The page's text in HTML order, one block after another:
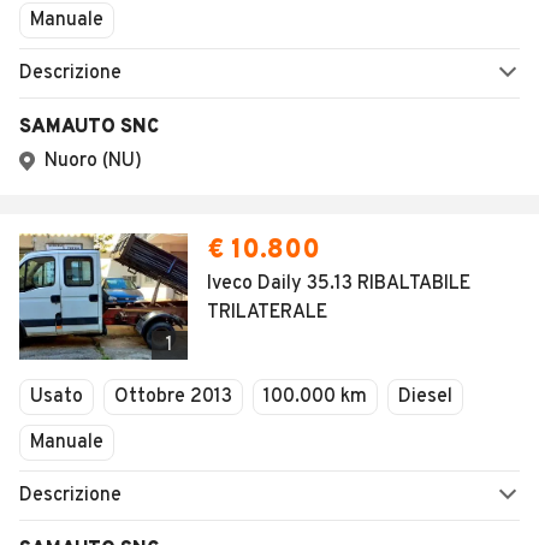
Manuale
Descrizione
SAMAUTO SNC
Nuoro (NU)
1
€ 10.800
Iveco Daily 35.13 RIBALTABILE
TRILATERALE
Usato Ottobre 2013 100.000 km
Diesel
Manuale
Descrizione